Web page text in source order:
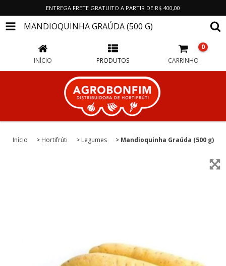
ENTREGA FRETE GRATUITO A PARTIR DE R$ 400,00
MANDIOQUINHA GRAÚDA (500 G)
INÍCIO PRODUTOS CARRINHO
0
Início > Hortifrúti > Legumes > Mandioquinha Graúda (500 g)